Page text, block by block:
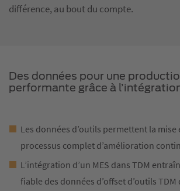
différence, au bout du compte.
Des données pour une
performante grâce à
Les données d’outils permettent la mise
processus complet d’amélioration
L’intégration d’un MES dans TDM
fiable des données d’offset d’outils